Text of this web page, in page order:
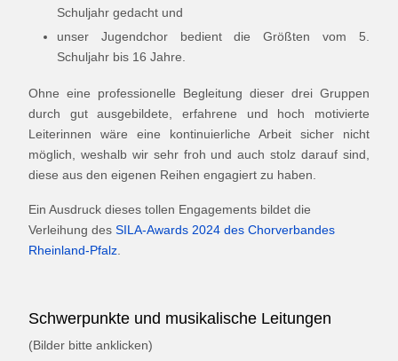
Schuljahr gedacht und
unser Jugendchor bedient die Größten vom 5.
Schuljahr bis 16 Jahre.
Ohne eine professionelle Begleitung dieser drei Gruppen
durch gut ausgebildete, erfahrene und hoch motivierte
Leiterinnen wäre eine kontinuierliche Arbeit sicher nicht
möglich, weshalb wir sehr froh und auch stolz darauf sind,
diese aus den eigenen Reihen engagiert zu haben.
Ein Ausdruck dieses tollen Engagements bildet die
Verleihung des SILA-Awards 2024 des Chorverbandes
Rheinland-Pfalz
Schwerpunkte und musikalische Leitungen
(Bilder bitte anklicken)